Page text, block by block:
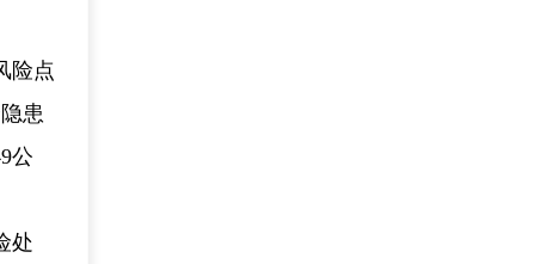
险点
患
公
处